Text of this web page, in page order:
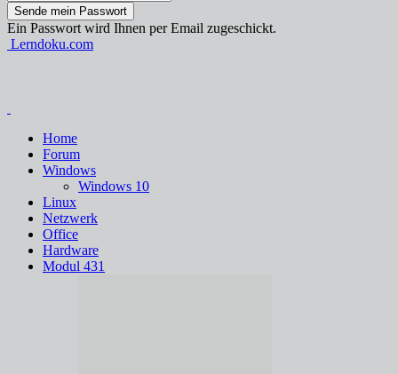
Ein Passwort wird Ihnen per Email zugeschickt.
Lerndoku.com
Home
Forum
Windows
Windows 10
Linux
Netzwerk
Office
Hardware
Modul 431